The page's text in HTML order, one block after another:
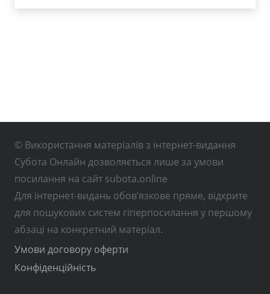
© Використання матеріалів з інтернет-видання
Субота Онлайн дозволяється лише за умови
посилання на сайт subota.online
Для інтернет-видань обов’язкове пряме, відкрите
для пошукових систем гіперпосилання у першому
абзаці на конкретний матеріал.
Умови договору оферти
Конфіденційність